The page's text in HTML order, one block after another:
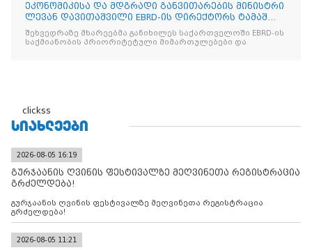
ეკონომიკისა და მდგრადი განვითარების მინისტრი
ლევან დავითაშვილი EBRD-ის დირექტორს ტამაშ
ვოჟნიტს შეხვდ
შეხვედრაზე მხარეებმა განიხილეს საქართველოში EBRD-ის
საქმიანობის პრიორიტეტული მიმართულებები და
clickss
ᲡᲘᲐᲮᲚᲔᲔᲑᲘ
2026-08-05 16:19
გურჯაანის ღვინის ფესტივალზე მეღვინეთა რეგისტრაცია
გრძელდება!
გურჯაანის ღვინის ფესტივალზე მეღვინეთა რეგისტრაცია
გრძელდება!
2026-08-05 11:21